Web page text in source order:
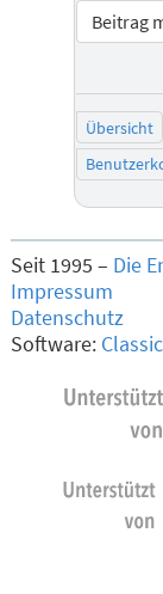
Beitrag
Übersicht
Seit 1995 – Die
Impressum
Datenschutz
Software: